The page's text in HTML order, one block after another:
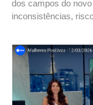
dos campos do
inconsistências,